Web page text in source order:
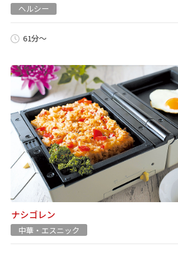
ヘルシー
61分～
ナシゴレン
中華・エスニック